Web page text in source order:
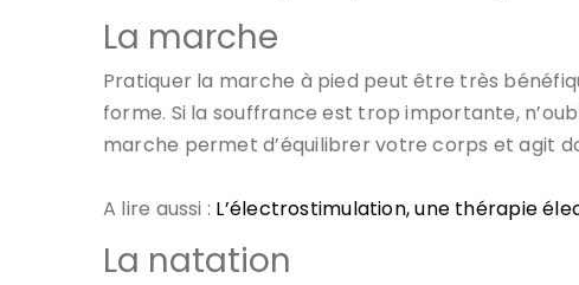
La marche
Pratiquer la marche à pied peut être très
forme. Si la souffrance est trop importante,
marche permet d’équilibrer votre corps et agit
A lire aussi : L’électrostimulation, une thérapie
La natation